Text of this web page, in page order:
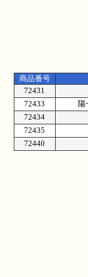
商品番号
72431
72433
陽
72434
72435
72440